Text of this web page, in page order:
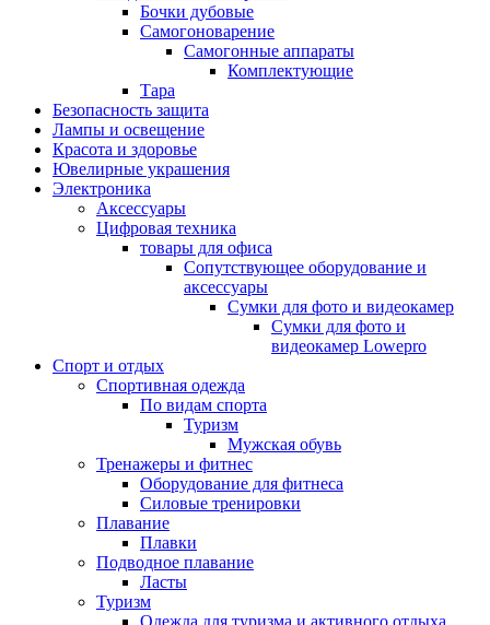
Бочки дубовые
Самогоноварение
Самогонные аппараты
Комплектующие
Тара
Безопасность защита
Лампы и освещение
Красота и здоровье
Ювелирные украшения
Электроника
Аксессуары
Цифровая техника
товары для офиса
Сопутствующее оборудование и
аксессуары
Сумки для фото и видеокамер
Сумки для фото и
видеокамер Lowepro
Спорт и отдых
Спортивная одежда
По видам спорта
Туризм
Мужская обувь
Тренажеры и фитнес
Оборудование для фитнеса
Силовые тренировки
Плавание
Плавки
Подводное плавание
Ласты
Туризм
Одежда для туризма и активного отдыха